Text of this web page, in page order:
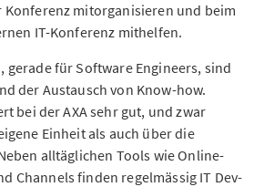
Konferenz mitorganisieren und beim
IT-Konferenz mithelfen.
gerade für Software Engineers, sind
der Austausch von Know-how.
bei der AXA sehr gut, und zwar
Einheit als auch über die
alltäglichen Tools wie Online-
Channels finden regelmässig IT Dev-